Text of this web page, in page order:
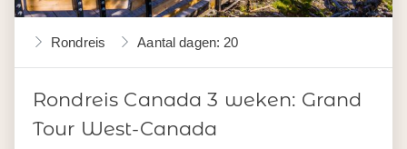
Rondreis Aantal dagen: 20
Rondreis Canada 3 weken: Grand
Tour West-Canada